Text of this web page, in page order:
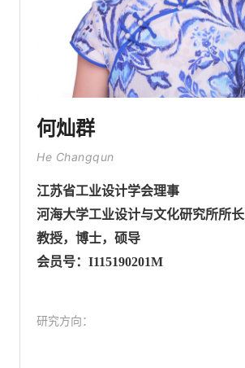
何灿群
He Changqun
江苏省工业设计学会理事
河海大学工业设计与文化研究所所长
教授，博士，硕导
会员号：I115190201M
研究方向：